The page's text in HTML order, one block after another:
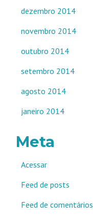
dezembro 2014
novembro 2014
outubro 2014
setembro 2014
agosto 2014
janeiro 2014
Meta
Acessar
Feed de posts
Feed de comentários